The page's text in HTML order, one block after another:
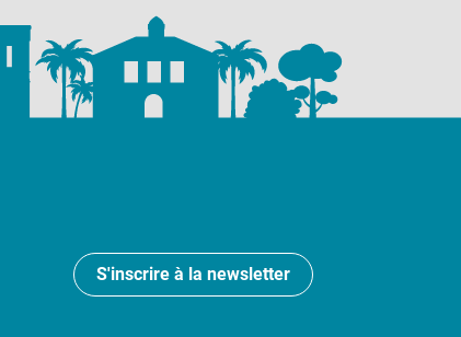
S'inscrire à la newsletter